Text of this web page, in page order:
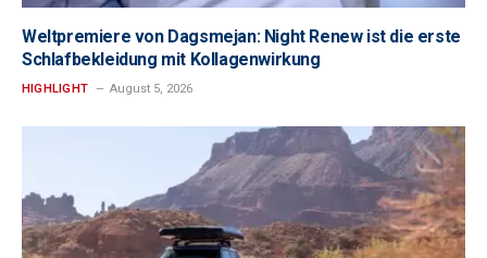
Weltpremiere von Dagsmejan: Night Renew ist die erste
Schlafbekleidung mit Kollagenwirkung
HIGHLIGHT August 5, 2026